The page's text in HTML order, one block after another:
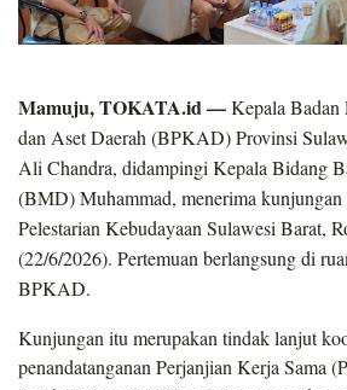
Mamuju, TOKATA.id —Kepala Badan
dan Aset Daerah (BPKAD) Provinsi
Ali Chandra, didampingi Kepala Bidang
(BMD) Muhammad, menerima
Pelestarian Kebudayaan Sulawesi Barat,
(22/6/2026). Pertemuan berlangsung di
BPKAD.
Kunjungan itu merupakan tindak lanjut
penandatanganan Perjanjian Kerja Sama